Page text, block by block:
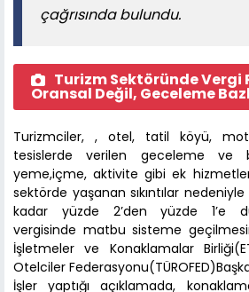
çağrısında bulundu.
Turizm Sektöründe Vergi
Oransal Değil, Geceleme
Turizmciler, , otel, tatil köyü,
tesislerde verilen geceleme ve
yeme,içme, aktivite gibi ek
sektörde yaşanan sıkıntılar
kadar yüzde 2’den yüzde 1’e
vergisinde matbu sisteme
İşletmeler ve Konaklamalar
Otelciler
İşler yaptığı açıklamada,